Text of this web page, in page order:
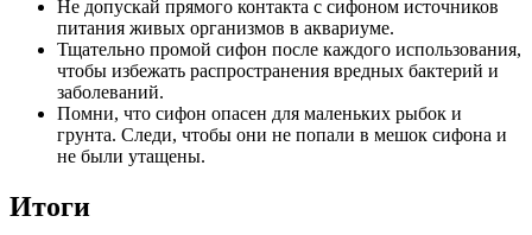
Не допускай прямого контакта с сифоном источников
питания живых организмов в аквариуме.
Тщательно промой сифон после каждого использования,
чтобы избежать распространения вредных бактерий и
заболеваний.
Помни, что сифон опасен для маленьких рыбок и
грунта. Следи, чтобы они не попали в мешок сифона и
не были утащены.
Итоги